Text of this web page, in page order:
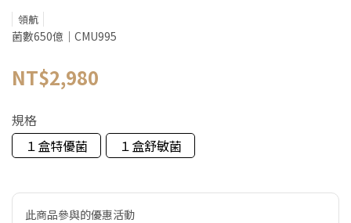
領航
菌數650億｜CMU995
NT$2,980
規格
１盒特優菌
１盒舒敏菌
此商品參與的優惠活動